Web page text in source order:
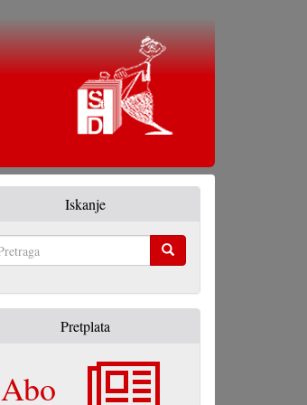
Iskanje
Pretplata
Abo